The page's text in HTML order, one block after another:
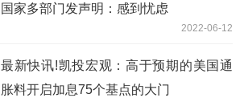
国家多部门发声明：感到忧虑
2022-06-12
最新快讯!凯投宏观：高于预期的美国通
胀料开启加息75个基点的大门